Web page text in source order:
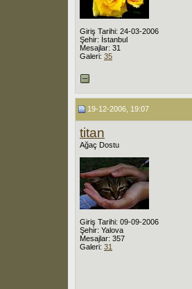
Giriş Tarihi: 24-03-2006
Şehir: İstanbul
Mesajlar: 31
Galeri: 35
19-12-2006, 19:07
titan
Ağaç Dostu
Giriş Tarihi: 09-09-2006
Şehir: Yalova
Mesajlar: 357
Galeri: 31